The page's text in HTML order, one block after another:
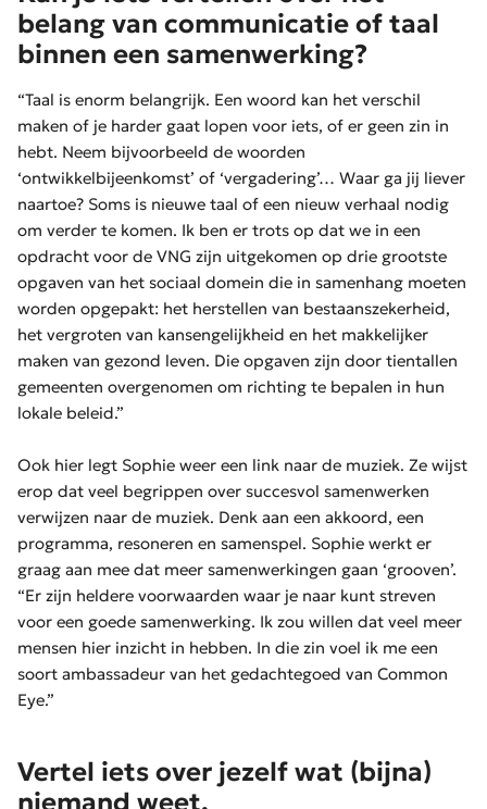
belang van communicatie of taal
binnen een samenwerking?
“Taal is enorm belangrijk. Een woord kan het verschil
maken of je harder gaat lopen voor iets, of er geen zin in
hebt. Neem bijvoorbeeld de woorden
‘ontwikkelbijeenkomst’ of ‘vergadering’… Waar ga jij liever
naartoe? Soms is nieuwe taal of een nieuw verhaal nodig
om verder te komen. Ik ben er trots op dat we in een
opdracht voor de VNG zijn uitgekomen op drie grootste
opgaven van het sociaal domein die in samenhang moeten
worden opgepakt: het herstellen van bestaanszekerheid,
het vergroten van kansengelijkheid en het makkelijker
maken van gezond leven. Die opgaven zijn door tientallen
gemeenten overgenomen om richting te bepalen in hun
lokale beleid.”
Ook hier legt Sophie weer een link naar de muziek. Ze wijst
erop dat veel begrippen over succesvol samenwerken
verwijzen naar de muziek. Denk aan een akkoord, een
programma, resoneren en samenspel. Sophie werkt er
graag aan mee dat meer samenwerkingen gaan ‘grooven’.
“Er zijn heldere voorwaarden waar je naar kunt streven
voor een goede samenwerking. Ik zou willen dat veel meer
mensen hier inzicht in hebben. In die zin voel ik me een
soort ambassadeur van het gedachtegoed van Common
Eye.”
Vertel iets over jezelf wat (bijna)
niemand weet.